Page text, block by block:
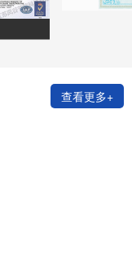
查看更多+